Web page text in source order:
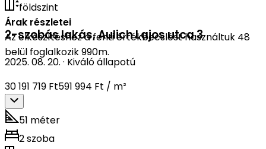
földszint
Árak részletei
Az elkészítéshez a fenti értékbecslést használtuk 48
belül foglalkozik 990m.
2-szobás lakás,Aulich Lajos utca 3
2025. 08. 20. · Kiváló állapotú
30 191 719 Ft591 994 Ft / m²
51 méter
2 szoba